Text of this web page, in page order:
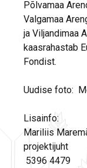
Põlvamaa
Valgamaa
ja Viljandimaa
kaasrahastab
Fondist.
Uudise foto:
Lisainfo:
Mariliis
projektijuht
5396 4479